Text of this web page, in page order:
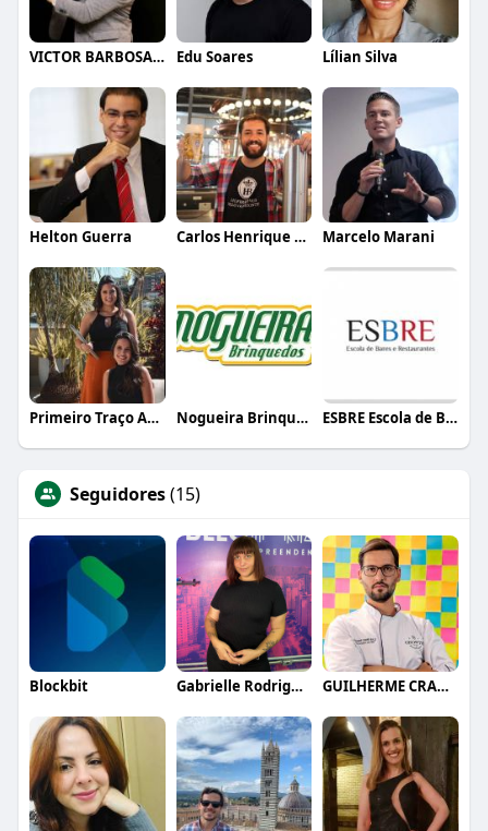
VICTOR BARBOSA QUARANTA Edu Soares Lílian Silva
Helton Guerra Carlos Henrique de Faria Vasconcelos Marcelo Marani
Primeiro Traço Arquitetura Nogueira Brinquedos ESBRE Escola de Bares e Restaurantes
Seguidores(15)
Blockbit Gabrielle Rodrigues GUILHERME CRAMER BALLE